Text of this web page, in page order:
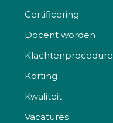
Certificering
Docent worden
Klachtenprocedure
Korting
Kwaliteit
Vacatures